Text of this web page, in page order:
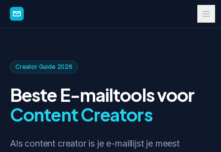
Creator Guide 2026
Beste E-mailtools voor
Content Creators
Als content creator is je e-maillijst je meest